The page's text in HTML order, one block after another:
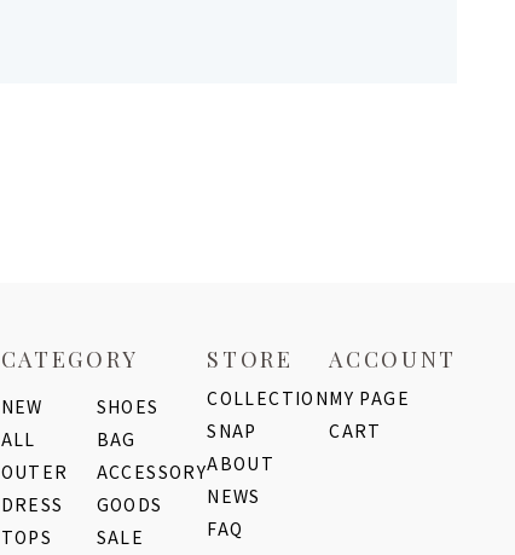
CATEGORY
NEW
ALL
OUTER
DRESS
TOPS
SHOES
BAG
ACCESSORY
GOODS
SALE
STORE
COLLECTION
SNAP
ABOUT
NEWS
FAQ
ACCOUNT
MY PAGE
CART